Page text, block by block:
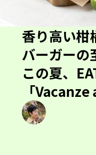
香り高い柑
バーガーの
この夏、
「Vacanze